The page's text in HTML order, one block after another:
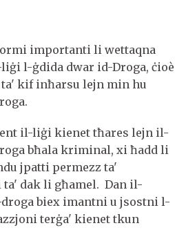
importanti li wettaqna
l-ġdida dwar id-Droga, ċioè
kif inħarsu lejn min hu
il-liġi kienet tħares lejn il-
bħala kriminal, xi ħadd li
jpatti permezz ta'
dak li għamel. Dan il-
biex imantni u jsostni l-
terġa' kienet tkun